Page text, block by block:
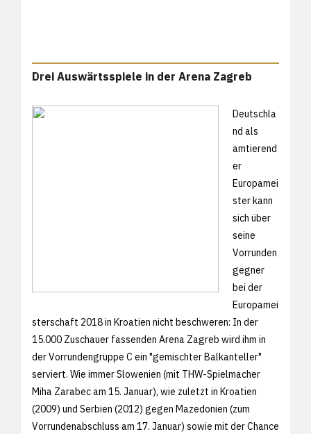
Drei Auswärtsspiele in der Arena Zagreb
Deutschla
nd als
amtierend
er
Europamei
ster kann
sich über
seine
Vorrunden
gegner
bei der
Europamei
sterschaft 2018 in Kroatien nicht beschweren: In der
15.000 Zuschauer fassenden Arena Zagreb wird ihm in
der Vorrundengruppe C ein "gemischter Balkanteller"
serviert. Wie immer Slowenien (mit THW-Spielmacher
Miha Zarabec am 15. Januar), wie zuletzt in Kroatien
(2009) und Serbien (2012) gegen Mazedonien (zum
Vorrundenabschluss am 17. Januar) sowie mit der Chance